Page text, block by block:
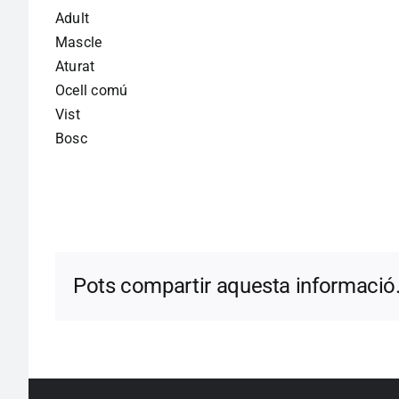
Adult
Mascle
Aturat
Ocell comú
Vist
Bosc
Pots compartir aquesta informació.